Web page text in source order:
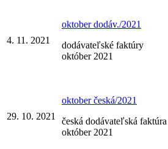
4. 11. 2021
oktober dodáv./2021
dodávateľské faktúry
október 2021
29. 10. 2021
oktober česká/2021
česká dodávateľská faktúra
október 2021